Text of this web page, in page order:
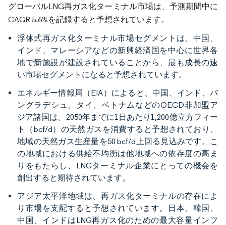
グローバルLNG再ガス化ターミナル市場は、予測期間中に
CAGR 5.6%を記録すると予想されています。
浮体式再ガス化ターミナル市場セグメントは、中国、
インド、マレーシアなどの新興経済国を中心に世界各
地で新施設が建設されていることから、最も成長の速
い市場セグメントになると予想されています。
エネルギー情報局（EIA）によると、中国、インド、バ
ングラデシュ、タイ、ベトナムなどのOECD非加盟ア
ジア諸国は、2050年までに1日あたり1,200億立方フィー
ト（bcf/d）の天然ガスを消費すると予想されており、
地域の天然ガス生産量を50 bcf/d上回る見込みです。こ
の地域における供給不均衡は他地域への依存度の高ま
りをもたらし、LNGターミナル企業にとっての機会を
創出すると期待されています。
アジア太平洋地域は、再ガス化ターミナルの存在によ
り市場を支配すると予想されています。日本、韓国、
中国、インドはLNG再ガス化のための最大容量インフ